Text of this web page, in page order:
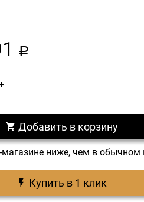
a
Добавить в корзину
магазине ниже, чем в обычном
Купить в 1 клик